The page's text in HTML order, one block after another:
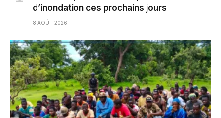
d’inondation ces prochains jours
8 AOÛT 2026